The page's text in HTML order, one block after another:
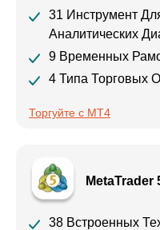
31 Инструмент
Аналитических
9 Временных
4 Типа Торговых
Торгуйте с MT4
MetaTrader
38 Встроенных